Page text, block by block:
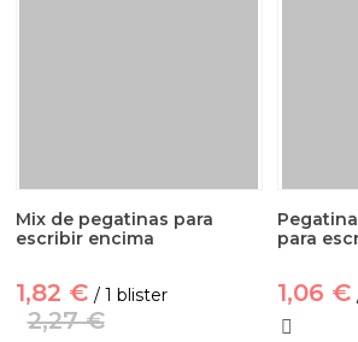
Mix de pegatinas para
escribir encima
1,82 € / 1 blister
2,27 €
para
1,06 €